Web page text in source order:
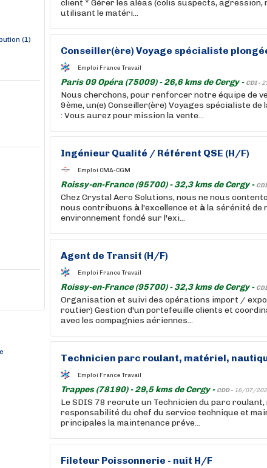
(1)
client * Gérer les aléas (colis suspects, agression,
utilisant le matéri...
Conseiller(ère) Voyage spécialiste
Emploi France Travail
Paris 09 Opéra (75009) - 26,6 kms de Cergy - CDI -
Nous cherchons, pour renforcer notre équipe de
9ème, un(e) Conseiller(ère) Voyages spécialiste
: Vous aurez pour mission la vente...
Ingénieur Qualité / Référent QSE (H/F)
Emploi CMA-CGM
Roissy-en-France (95700) - 32,3 kms de Cergy -
Chez Crystal Aero Solutions, nous ne nous
nous contribuons àl'excellence et àla sérénité de
environnement fondé sur l'exi...
Agent de Transit (H/F)
Emploi France Travail
Roissy-en-France (95700) - 32,3 kms de Cergy -
Organisation et suivi des opérations import /
routier) Gestion d'un portefeuille clients et
avec les compagnies aériennes...
Technicien parc roulant, matériel,
Emploi France Travail
Trappes (78190) - 29,5 kms de Cergy - CDD - 16/07/
Le SDIS 78 recrute un Technicien du parc
responsabilité du chef du service technique et
principales la maintenance préve...
Fileteur Poissonnerie - nuit H/F